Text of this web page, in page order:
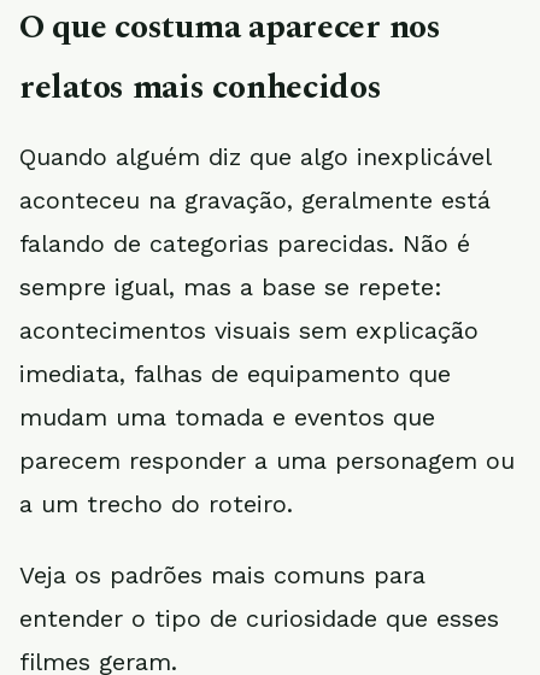
O que costuma aparecer nos
relatos mais conhecidos
Quando alguém diz que algo inexplicável
aconteceu na gravação, geralmente está
falando de categorias parecidas. Não é
sempre igual, mas a base se repete:
acontecimentos visuais sem explicação
imediata, falhas de equipamento que
mudam uma tomada e eventos que
parecem responder a uma personagem ou
a um trecho do roteiro.
Veja os padrões mais comuns para
entender o tipo de curiosidade que esses
filmes geram.